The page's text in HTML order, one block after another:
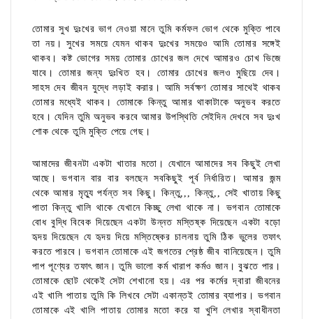
তোমার সুখ দুঃখের ভাগ নেওয়া মানে তুমি কর্মফল ভোগ থেকে মুক্তি পাবে
তা নয়। সুখের সময়ে যেমন থাকব দুঃখের সময়েও আমি তোমার সঙ্গেই
থাকব। কষ্ট ভোগের সময় তোমার চোখের জল দেখে আমারও চোখ ভিজে
যাবে। তোমার জন্য দুঃখিত হব। তোমার চোখের জলও মুছিয়ে দেব।
সাহস দেব জীবন যুদ্ধে লড়াই করার। আমি সর্বক্ষণ তোমার সাথেই থাকব
তোমার মধ্যেই থাকব। তোমাকে কিন্তু আমার থাকাটাকে অনুভব করতে
হবে। যেদিন তুমি অনুভব করবে আমার উপস্থিতি সেইদিন দেখবে সব দুঃখ
শোক থেকে তুমি মুক্তি পেয়ে গেছ।
আমাদের জীবনটা একটা খাতার মতো। যেখানে আমাদের সব কিছুই লেখা
আছে। ভগবান বার বার বলছেন সবকিছুই পূর্ব নির্ধারিত। আমার জন্ম
থেকে আমার মৃত্যু পর্যন্ত সব কিছু। কিন্তু,,, কিন্তু,, সেই খাতায় কিছু
পাতা কিন্তু খালি থাকে যেখানে কিচ্ছু লেখা থাকে না। ভগবান তোমাকে
বোধ বুদ্ধি বিবেক দিয়েছেন একটা উন্নত মস্তিষ্ক দিয়েছেন একটা বড়ো
হৃদয় দিয়েছেন যে হৃদয় দিয়ে মস্তিষ্কের চালনায় তুমি ঠিক ভুলের তফাৎ
করতে পারবে। ভগবান তোমাকে এই জগতের শ্রেষ্ঠ জীব বানিয়েছেন। তুমি
পাপ পূণ্যের তফাৎ জান। তুমি ভালো কর্ম খারাপ কর্মও জান। বুঝতে পার।
তোমাকে ছোট থেকেই সেটা শেখানো হয়। এর পর কর্মের দ্বারা জীবনের
এই খালি পাতায় তুমি কি লিখবে সেটা একান্তই তোমার ব্যাপার। ভগবান
তোমাকে এই খালি পাতায় তোমার মতো করে যা খুশি লেখার স্বাধীনতা